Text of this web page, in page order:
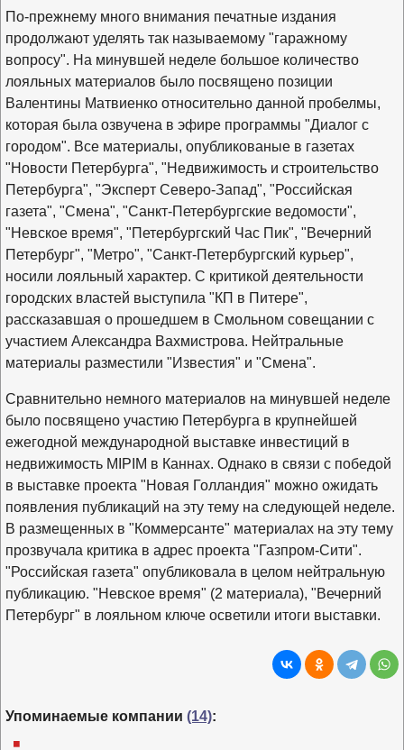
По-прежнему много внимания печатные издания
продолжают уделять так называемому "гаражному
вопросу". На минувшей неделе большое количество
лояльных материалов было посвящено позиции
Валентины Матвиенко относительно данной пробелмы,
которая была озвучена в эфире программы "Диалог с
городом". Все материалы, опубликованые в газетах
"Новости Петербурга", "Недвижимость и строительство
Петербурга", "Эксперт Северо-Запад", "Российская
газета", "Смена", "Санкт-Петербургские ведомости",
"Невское время", "Петербургский Час Пик", "Вечерний
Петербург", "Метро", "Санкт-Петербургский курьер",
носили лояльный характер. С критикой деятельности
городских властей выступила "КП в Питере",
рассказавшая о прошедшем в Смольном совещании с
участием Александра Вахмистрова. Нейтральные
материалы разместили "Известия" и "Смена".
Сравнительно немного материалов на минувшей неделе
было посвящено участию Петербурга в крупнейшей
ежегодной международной выставке инвестиций в
недвижимость MIPIM в Каннах. Однако в связи с победой
в выставке проекта "Новая Голландия" можно ожидать
появления публикаций на эту тему на следующей неделе.
В размещенных в "Коммерсанте" материалах на эту тему
прозвучала критика в адрес проекта "Газпром-Сити".
"Российская газета" опубликовала в целом нейтральную
публикацию. "Невское время" (2 материала), "Вечерний
Петербург" в лояльном ключе осветили итоги выставки.
Упоминаемые компании (14):